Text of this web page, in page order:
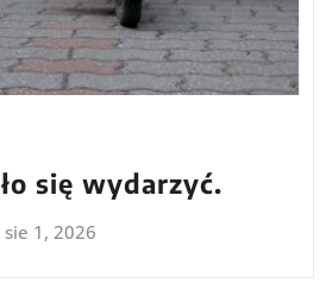
się wydarzyć.
sie 1, 2026